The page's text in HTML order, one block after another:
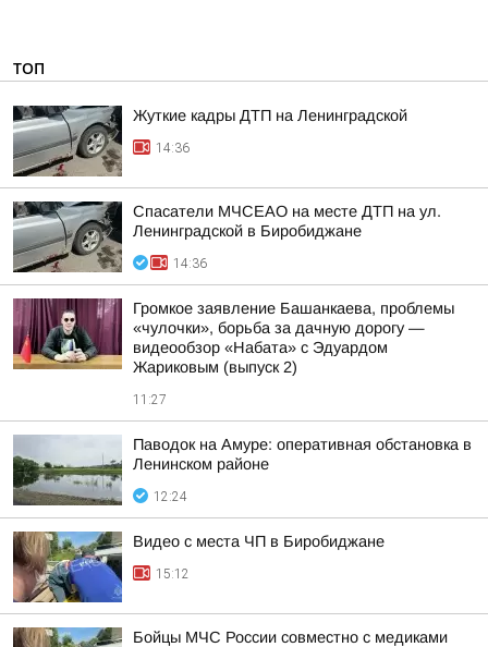
ТОП
Жуткие кадры ДТП на Ленинградской
14:36
Спасатели МЧСЕАО на месте ДТП на ул.
Ленинградской в Биробиджане
14:36
Громкое заявление Башанкаева, проблемы
«чулочки», борьба за дачную дорогу —
видеообзор «Набата» с Эдуардом
Жариковым (выпуск 2)
11:27
Паводок на Амуре: оперативная обстановка в
Ленинском районе
12:24
Видео с места ЧП в Биробиджане
15:12
Бойцы МЧС России совместно с медиками